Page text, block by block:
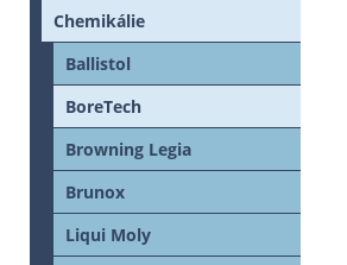
Chemikálie
Ballistol
BoreTech
Browning Legia
Brunox
Liqui Moly